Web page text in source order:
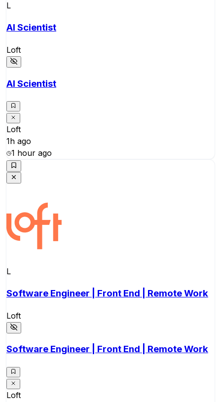
L
AI Scientist
Loft
AI Scientist
Loft
1h ago
1 hour ago
L
Software Engineer | Front End | Remote Work
Loft
Software Engineer | Front End | Remote Work
Loft